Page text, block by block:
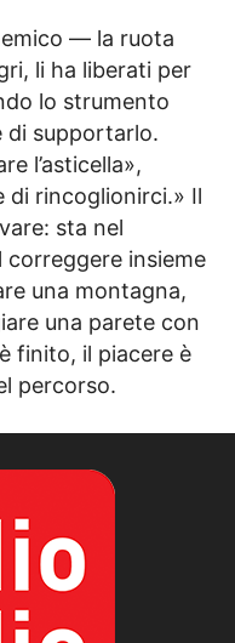
— la ruota
li ha liberati per
lo strumento
di supportarlo.
l’asticella»,
di rincoglionirci.» Il
sta nel
correggere insieme
una montagna,
una parete con
finito, il piacere è
percorso.